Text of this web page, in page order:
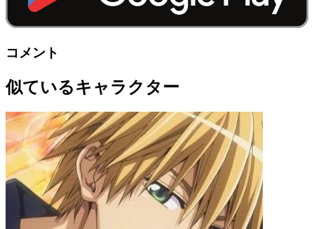
コメント
似ているキャラクター